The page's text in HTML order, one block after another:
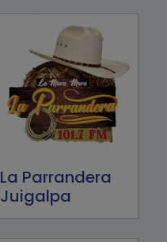
La Parrandera
Juigalpa